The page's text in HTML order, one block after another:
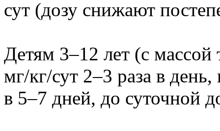
сут (дозу снижают
Детям 3–12 лет (с
мг/кг/сут 2–3 раза в
в 5–7 дней, до суточной